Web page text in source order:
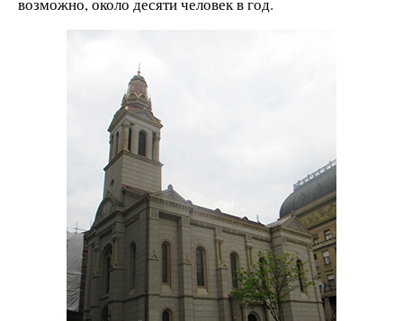
возможно, около десяти человек в год.